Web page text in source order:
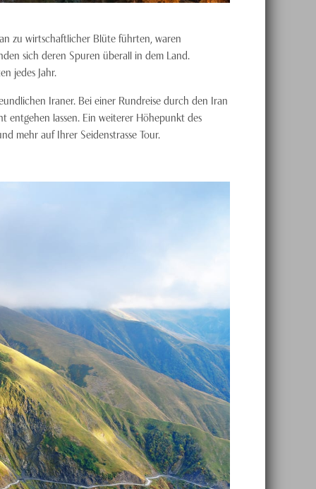
zu wirtschaftlicher Blüte führten, waren
sich deren Spuren überall in dem Land.
jedes Jahr.
Iraner. Bei einer Rundreise durch den Iran
entgehen lassen. Ein weiterer Höhepunkt des
mehr auf Ihrer Seidenstrasse Tour.